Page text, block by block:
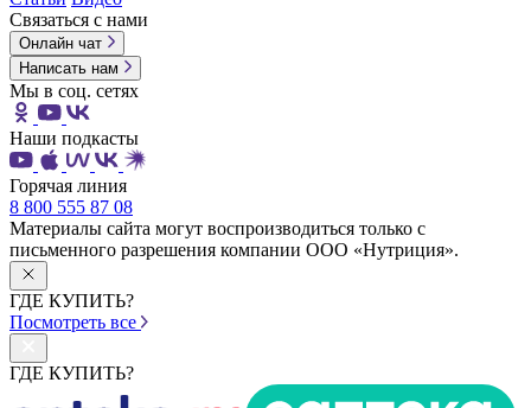
Связаться с нами
Онлайн чат
Написать нам
Мы в соц. сетях
Наши подкасты
Горячая линия
8 800 555 87 08
Материалы сайта могут воспроизводиться только с
письменного разрешения компании ООО «Нутриция».
ГДЕ КУПИТЬ?
Посмотреть все
ГДЕ КУПИТЬ?